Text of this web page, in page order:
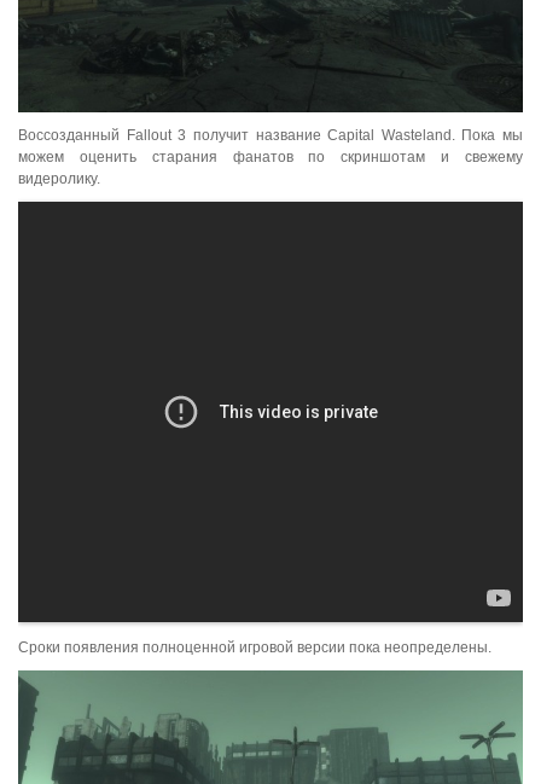
Воссозданный Fallout 3 получит название Capital Wasteland. Пока мы
можем оценить старания фанатов по скриншотам и свежему
видеролику.
Сроки появления полноценной игровой версии пока неопределены.